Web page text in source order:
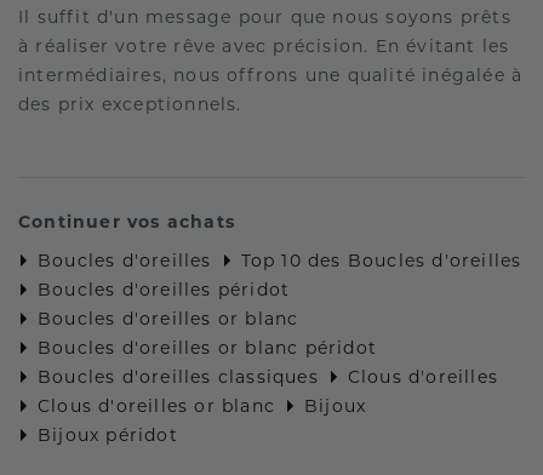
Il suffit d'un message pour que nous soyons prêts
à réaliser votre rêve avec précision. En évitant les
intermédiaires, nous offrons une qualité inégalée à
des prix exceptionnels.
Continuer vos achats
Boucles d'oreilles
Top 10 des Boucles d'oreilles
Boucles d'oreilles péridot
Boucles d'oreilles or blanc
Boucles d'oreilles or blanc péridot
Boucles d'oreilles classiques
Clous d'oreilles
Clous d'oreilles or blanc
Bijoux
Bijoux péridot